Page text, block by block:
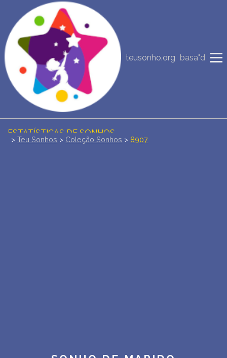
teusonho.org basa"d
NOVA INTERPRETAÇÃO DOS SONHOS
DIÁRIO DOS SEUS SONHOS (0)
DICIONÁRIO DE SÍMBOLOS DOS SONHOS
COLEÇÃO SONHOS
ESTATÍSTICAS DE SONHOS
>Teu Sonhos > Coleção Sonhos > 8907